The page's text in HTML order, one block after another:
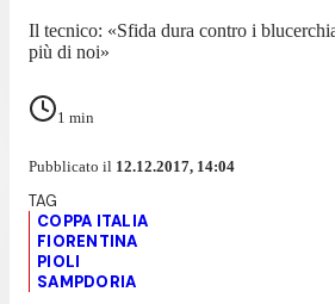
Il tecnico: «Sfida dura contro i
più di noi»
1 min
Pubblicato il 12.12.2017, 14:04
COPPA ITALIA
FIORENTINA
PIOLI
SAMPDORIA